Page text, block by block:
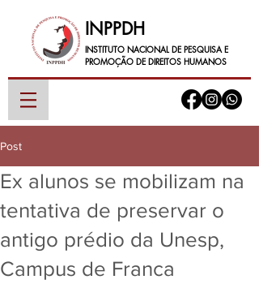
INPPDH
INSTITUTO NACIONAL DE PESQUISA E
PROMOÇÃO DE DIREITOS HUMANOS
Post
Ex alunos se mobilizam na
tentativa de preservar o
antigo prédio da Unesp,
Campus de Franca